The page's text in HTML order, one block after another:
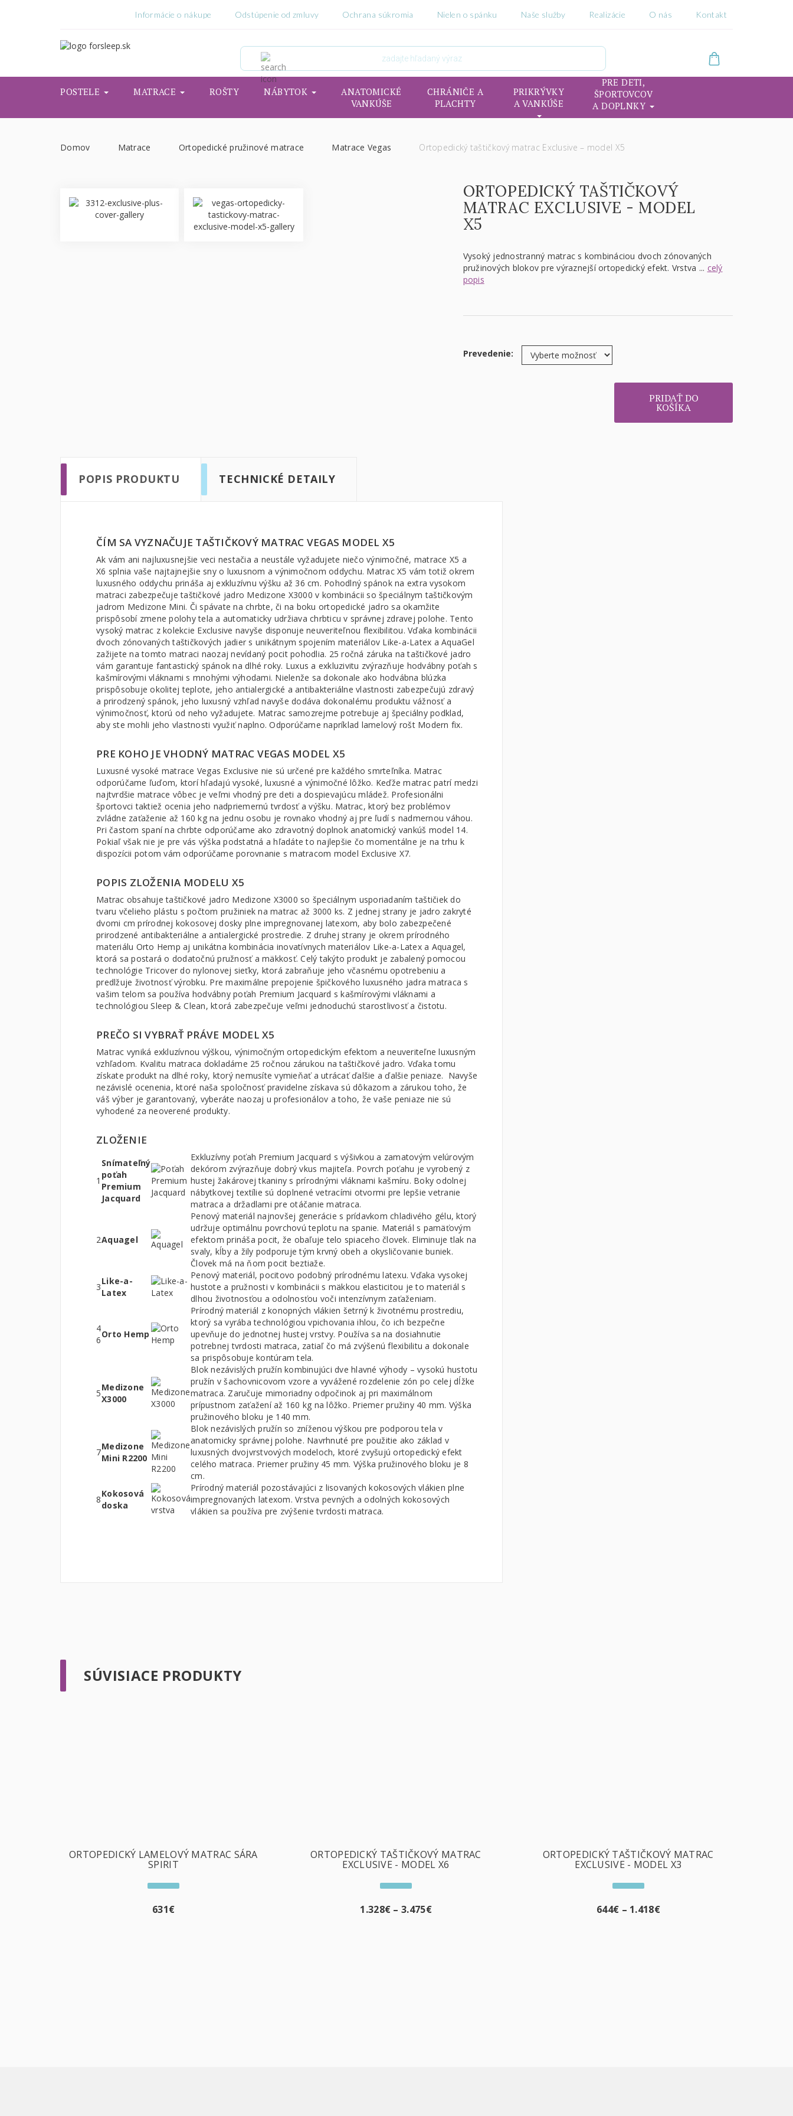
Informácie o nákupe Odstúpenie od zmluvy Ochrana súkromia Nielen o spánku Naše služby Realizácie O nás Kontakt
POSTELE MATRACE ROŠTY NÁBYTOK
ANATOMICKÉ
VANKÚŠE
CHRÁNIČE A
PLACHTY
PRIKRÝVKY
A VANKÚŠE
PRE DETI,
ŠPORTOVCOV
A DOPLNKY
Domov Matrace Ortopedické pružinové matrace Matrace Vegas Ortopedický taštičkový matrac Exclusive – model X5
ORTOPEDICKÝ TAŠTIČKOVÝ
MATRAC EXCLUSIVE - MODEL
X5
Vysoký jednostranný matrac s kombináciou dvoch zónovaných
pružinových blokov pre výraznejší ortopedický efekt. Vrstva ... celý
popis
Prevedenie:
PRIDAŤ DO
KOŠÍKA
POPIS PRODUKTU TECHNICKÉ DETAILY
ČÍM SA VYZNAČUJE TAŠTIČKOVÝ MATRAC VEGAS MODEL X5
Ak vám ani najluxusnejšie veci nestačia a neustále vyžadujete niečo výnimočné, matrace X5 a
X6 splnia vaše najtajnejšie sny o luxusnom a výnimočnom oddychu. Matrac X5 vám totiž okrem
luxusného oddychu prináša aj exkluzívnu výšku až 36 cm. Pohodlný spánok na extra vysokom
matraci zabezpečuje taštičkové jadro Medizone X3000 v kombinácii so špeciálnym taštičkovým
jadrom Medizone Mini. Či spávate na chrbte, či na boku ortopedické jadro sa okamžite
prispôsobí zmene polohy tela a automaticky udržiava chrbticu v správnej zdravej polohe. Tento
vysoký matrac z kolekcie Exclusive navyše disponuje neuveriteľnou flexibilitou. Vďaka kombinácii
dvoch zónovaných taštičkových jadier s unikátnym spojením materiálov Like-a-Latex a AquaGel
zažijete na tomto matraci naozaj nevídaný pocit pohodlia. 25 ročná záruka na taštičkové jadro
vám garantuje fantastický spánok na dlhé roky. Luxus a exkluzivitu zvýrazňuje hodvábny poťah s
kašmírovými vláknami s mnohými výhodami. Nielenže sa dokonale ako hodvábna blúzka
prispôsobuje okolitej teplote, jeho antialergické a antibakteriálne vlastnosti zabezpečujú zdravý
a prirodzený spánok, jeho luxusný vzhľad navyše dodáva dokonalému produktu vážnosť a
výnimočnosť, ktorú od neho vyžadujete. Matrac samozrejme potrebuje aj špeciálny podklad,
aby ste mohli jeho vlastnosti využiť naplno. Odporúčame napríklad lamelový roštModern fix.
PRE KOHO JE VHODNÝ MATRAC VEGAS MODEL X5
Luxusné vysoké matrace Vegas Exclusive nie sú určené pre každého smrteľníka. Matrac
odporúčame ľuďom, ktorí hľadajú vysoké, luxusné a výnimočné lôžko. Keďže matrac patrí medzi
najtvrdšie matrace vôbec je veľmi vhodný pre deti a dospievajúcu mládež. Profesionálni
športovci taktiež ocenia jeho nadpriemernú tvrdosť a výšku. Matrac, ktorý bez problémov
zvládne zaťaženie až 160 kg na jednu osobu je rovnako vhodný aj pre ľudí s nadmernou váhou.
Pri častom spaní na chrbte odporúčame ako zdravotný doplnok anatomický vankúš model 14.
Pokiaľ však nie je pre vás výška podstatná a hľadáte to najlepšie čo momentálne je na trhu k
dispozícii potom vám odporúčame porovnanie s matracom model Exclusive X7.
POPIS ZLOŽENIA MODELU X5
Matrac obsahuje taštičkové jadro Medizone X3000 so špeciálnym usporiadaním taštičiek do
tvaru včelieho plástu s počtom pružiniek na matrac až 3000 ks. Z jednej strany je jadro zakryté
dvomi cm prírodnej kokosovej dosky plne impregnovanej latexom, aby bolo zabezpečené
prirodzené antibakteriálne a antialergické prostredie. Z druhej strany je okrem prírodného
materiálu Orto Hemp aj unikátna kombinácia inovatívnych materiálov Like-a-Latex a Aquagel,
ktorá sa postará o dodatočnú pružnosť a mäkkosť. Celý takýto produkt je zabalený pomocou
technológie Tricover do nylonovej sieťky, ktorá zabraňuje jeho včasnému opotrebeniu a
predlžuje životnosť výrobku. Pre maximálne prepojenie špičkového luxusného jadra matraca s
vašim telom sa používa hodvábny poťah Premium Jacquard s kašmírovými vláknami a
technológiou Sleep & Clean, ktorá zabezpečuje veľmi jednoduchú starostlivosť a čistotu.
PREČO SI VYBRAŤ PRÁVE MODEL X5
Matrac vyniká exkluzívnou výškou, výnimočným ortopedickým efektom a neuveriteľne luxusným
vzhľadom. Kvalitu matraca dokladáme 25 ročnou zárukou na taštičkové jadro. Vďaka tomu
získate produkt na dlhé roky, ktorý nemusíte vymieňať a utrácať ďalšie a ďalšie peniaze. Navyše
nezávislé ocenenia, ktoré naša spoločnosť pravidelne získava sú dôkazom a zárukou toho, že
váš výber je garantovaný, vyberáte naozaj u profesionálov a toho, že vaše peniaze nie sú
vyhodené za neoverené produkty.
ZLOŽENIE
1
Snímateľný
poťah
Premium
Jacquard
Exkluzívny poťah Premium Jacquard s výšivkou a zamatovým velúrovým
dekórom zvýrazňuje dobrý vkus majiteľa. Povrch poťahu je vyrobený z
hustej žakárovej tkaniny s prírodnými vláknami kašmíru. Boky odolnej
nábytkovej textílie sú doplnené vetracími otvormi pre lepšie vetranie
matraca a držadlami pre otáčanie matraca.
2Aquagel
Penový materiál najnovšej generácie s prídavkom chladivého gélu, ktorý
udržuje optimálnu povrchovú teplotu na spanie. Materiál s pamäťovým
efektom prináša pocit, že obaľuje telo spiaceho človek. Eliminuje tlak na
svaly, kĺby a žily podporuje tým krvný obeh a okysličovanie buniek.
Človek má na ňom pocit beztiaže.
3
Like-a-
Latex
Penový materiál, pocitovo podobný prírodnému latexu. Vďaka vysokej
hustote a pružnosti v kombinácii s mäkkou elasticitou je to materiál s
dlhou životnosťou a odolnosťou voči intenzívnym zaťaženiam.
4
6
Orto Hemp
Prírodný materiál z konopných vlákien šetrný k životnému prostrediu,
ktorý sa vyrába technológiou vpichovania ihlou, čo ich bezpečne
upevňuje do jednotnej hustej vrstvy. Používa sa na dosiahnutie
potrebnej tvrdosti matraca, zatiaľ čo má zvýšenú flexibilitu a dokonale
sa prispôsobuje kontúram tela.
5
Medizone
X3000
Blok nezávislých pružín kombinujúci dve hlavné výhody – vysokú hustotu
pružín v šachovnicovom vzore a vyvážené rozdelenie zón po celej dĺžke
matraca. Zaručuje mimoriadny odpočinok aj pri maximálnom
prípustnom zaťažení až 160 kg na lôžko. Priemer pružiny 40 mm. Výška
pružinového bloku je 140 mm.
7
Medizone
Mini R2200
Blok nezávislých pružín so zníženou výškou pre podporou tela v
anatomicky správnej polohe. Navrhnuté pre použitie ako základ v
luxusných dvojvrstvových modeloch, ktoré zvyšujú ortopedický efekt
celého matraca. Priemer pružiny 45 mm. Výška pružinového bloku je 8
cm.
8
Kokosová
doska
Prírodný materiál pozostávajúci z lisovaných kokosových vlákien plne
impregnovaných latexom. Vrstva pevných a odolných kokosových
vlákien sa používa pre zvýšenie tvrdosti matraca.
SÚVISIACE PRODUKTY
ORTOPEDICKÝ LAMELOVÝ MATRAC SÁRA
SPIRIT
631€
ORTOPEDICKÝ TAŠTIČKOVÝ MATRAC
EXCLUSIVE - MODEL X6
1.328€ –3.475€
ORTOPEDICKÝ TAŠTIČKOVÝ MATRAC
EXCLUSIVE - MODEL X3
644€ – 1.418€